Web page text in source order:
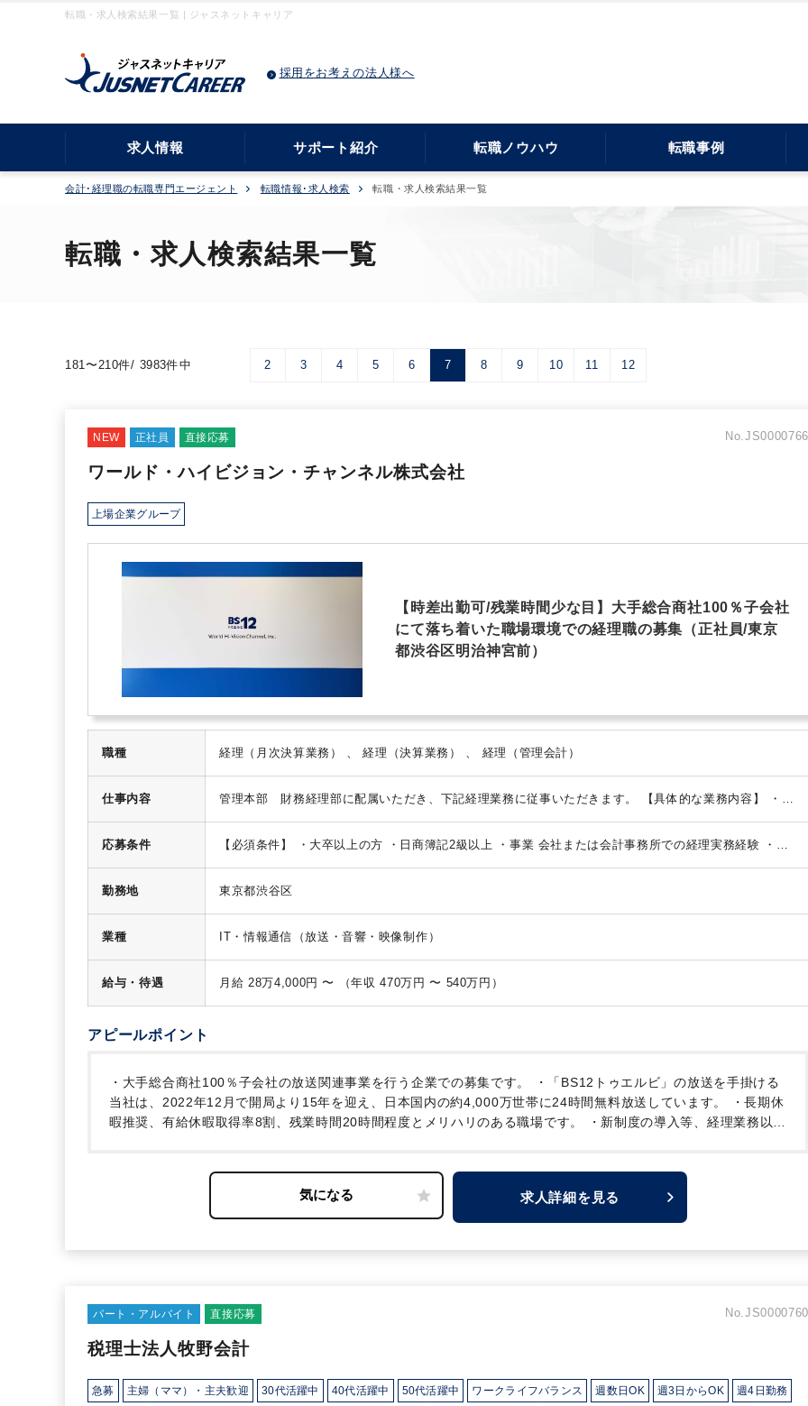
転職・求人検索結果一覧 | ジャスネットキャリア
採用をお考えの法人様へ
求人情報 サポート紹介 転職ノウハウ 転職事例
会計･経理職の転職専門エージェント 転職情報･求人検索 転職・求人検索結果一覧
転職・求人検索結果一覧
181〜210件/ 3983件中 2 3 4 5 6 7 8 9 10 11 12
NEW 正社員 直接応募 No.JS0000766
ワールド・ハイビジョン・チャンネル株式会社
上場企業グループ
【時差出勤可/残業時間少な目】大手総合商社100％子会社
にて落ち着いた職場環境での経理職の募集（正社員/東京
都渋谷区明治神宮前）
職種 経理（月次決算業務） 、 経理（決算業務） 、 経理（管理会計）
仕事内容 管理本部 財務経理部に配属いただき、下記経理業務に従事いただきます。 【具体的な業務内容】
・会
権・債務管理）
・監査対応（年に数回）その他資料作成、データ入力、書類整理など 【ポイント】
・
大手総合商社100％子会社の放送関連事業を行う企業での募集です。・実働時間が短い、長期休暇推
奨、有給休暇の消化率が8割程度等、メリハリのある就業環境です。
応募条件 【必須条件】 ・大卒以上の方 ・日商簿記2級以上 ・事業 会社または会計事務所での経理実務経験 ・エ
勤務地 東京都渋谷区
業種 IT・情報通信（放送・音響・映像制作）
給与・待遇 月給 28万4,000円 〜 （年収 470万円 〜 540万円）
アピールポイント
・大手総合商社100％子会社の放送関連事業を行う企業での募集です。
・「BS12トゥエルビ」の放送を手掛ける
当社は、2022年12月で開局より15年を迎え、日本国内の約4,000万世帯に24時間無料放送しています。
・長期休
暇推奨、有給休暇取得率8割、残業時間20時間程度とメリハリのある職場です。
・新制度の導入等、経理業務以外
求人詳細を見る
パート・アルバイト 直接応募 No.JS0000760
税理士法人牧野会計
急募 主婦（ママ）・主夫歓迎 30代活躍中 40代活躍中 50代活躍中 ワークライフバランス 週数日OK 週3日からOK 週4日勤務